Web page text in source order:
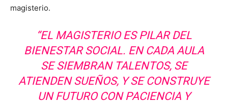
magisterio.
“EL MAGISTERIO ES PILAR DEL
BIENESTAR SOCIAL. EN CADA AULA
SE SIEMBRAN TALENTOS, SE
ATIENDEN SUEÑOS, Y SE CONSTRUYE
UN FUTURO CON PACIENCIA Y